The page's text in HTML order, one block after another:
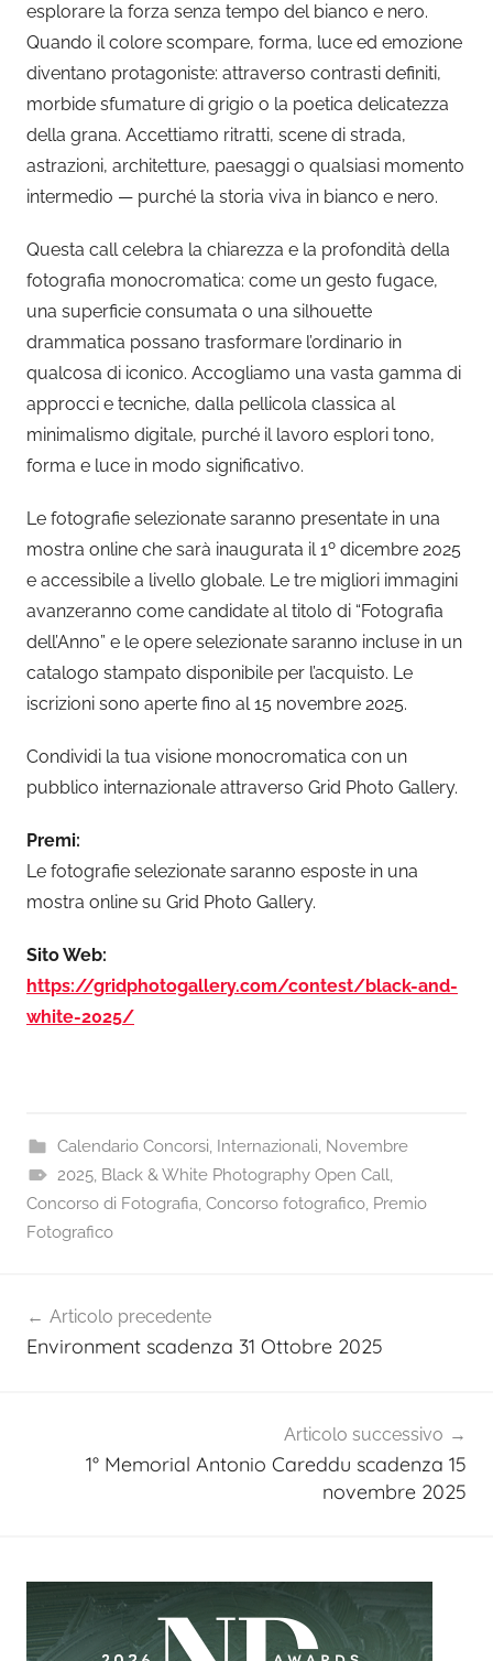
esplorare la forza senza tempo del bianco e nero.
Quando il colore scompare, forma, luce ed emozione
diventano protagoniste: attraverso contrasti definiti,
morbide sfumature di grigio o la poetica delicatezza
della grana. Accettiamo ritratti, scene di strada,
astrazioni, architetture, paesaggi o qualsiasi momento
intermedio — purché la storia viva in bianco e nero.
Questa call celebra la chiarezza e la profondità della
fotografia monocromatica: come un gesto fugace,
una superficie consumata o una silhouette
drammatica possano trasformare l’ordinario in
qualcosa di iconico. Accogliamo una vasta gamma di
approcci e tecniche, dalla pellicola classica al
minimalismo digitale, purché il lavoro esplori tono,
forma e luce in modo significativo.
Le fotografie selezionate saranno presentate in una
mostra online che sarà inaugurata il 1º dicembre 2025
e accessibile a livello globale. Le tre migliori immagini
avanzeranno come candidate al titolo di “Fotografia
dell’Anno” e le opere selezionate saranno incluse in un
catalogo stampato disponibile per l’acquisto. Le
iscrizioni sono aperte fino al 15 novembre 2025.
Condividi la tua visione monocromatica con un
pubblico internazionale attraverso Grid Photo Gallery.
Premi:
Le fotografie selezionate saranno esposte in una
mostra online su Grid Photo Gallery.
Sito Web:
https://gridphotogallery.com/contest/black-and-
white-2025/
Calendario Concorsi, Internazionali, Novembre
2025, Black & White Photography Open Call,
Concorso di Fotografia, Concorso fotografico, Premio
Fotografico
articoli
Articolo precedente
Environment scadenza 31 Ottobre 2025
Articolo successivo
1° Memorial Antonio Careddu scadenza 15
novembre 2025